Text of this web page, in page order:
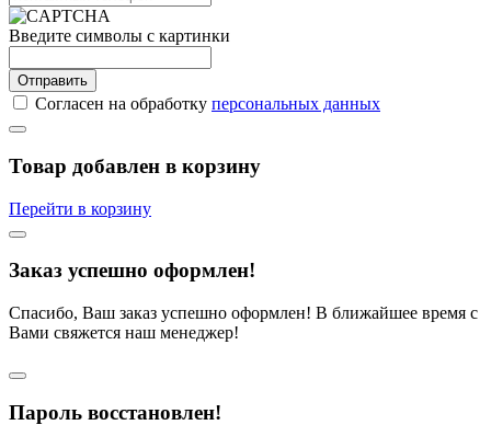
Введите символы с картинки
Отправить
Согласен на обработку персональных данных
Товар добавлен в корзину
Перейти в корзину
Заказ успешно оформлен!
Спасибо, Ваш заказ успешно оформлен! В ближайшее время с
Вами свяжется наш менеджер!
Пароль восстановлен!